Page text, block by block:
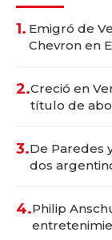
1. Emigró de
Chevron en
2.Creció en
título de
3.De Paredes
dos
4.Philip